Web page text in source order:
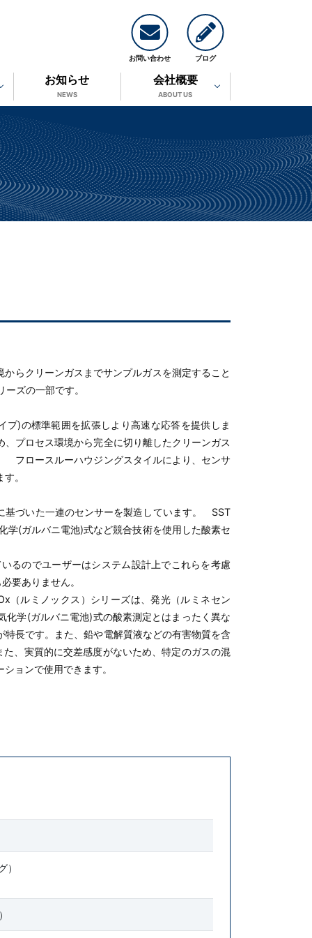
お問い合わせ ブログ
お知らせ
NEWS
会社概要
ABOUT US
らクリーンガスまでサンプルガスを測定すること
ズの一部です。
)の標準範囲を拡張しより高速な応答を提供しま
プロセス環境から完全に切り離したクリーンガス
フロースルーハウジングスタイルにより、センサ
。
基づいた一連のセンサーを製造しています。 SST
(ガルバニ電池)式など競合技術を使用した酸素セ
るのでユーザーはシステム設計上でこれらを考慮
要ありません。
ルミノックス）シリーズは、発光（ルミネセン
学(ガルバニ電池)式の酸素測定とはまったく異な
長です。また、鉛や電解質液などの有害物質を含
、実質的に交差感度がないため、特定のガスの混
ョンで使用できます。
）